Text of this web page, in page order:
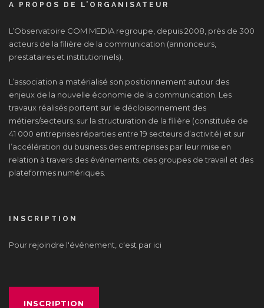
A PROPOS DE L’ORGANISATEUR
L’Observatoire COM MEDIA regroupe, depuis 2008, près de 300
acteurs de la filière de la communication (annonceurs,
prestataires et institutionnels).
L’association a matérialisé son positionnement autour des
enjeux de la nouvelle économie de la communication. Les
travaux réalisés portent sur le décloisonnement des
métiers/secteurs, sur la structuration de la filière (constituée de
41 000 entreprises réparties entre 19 secteurs d’activité) et sur
l’accélération du business des entreprises par leur mise en
relation à travers des événements, des groupes de travail et des
plateformes numériques.
INSCRIPTION
Pour rejoindre l'événement, c'est par ici
INSCRIPTION